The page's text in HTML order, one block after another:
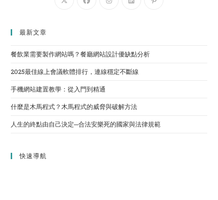
最新文章
餐飲業需要製作網站嗎？餐廳網站設計優缺點分析
2025最佳線上會議軟體排行，連線穩定不斷線
手機網站建置教學：從入門到精通
什麼是木馬程式？木馬程式的威脅與破解方法
人生的終點由自己決定─合法安樂死的國家與法律規範
快速導航